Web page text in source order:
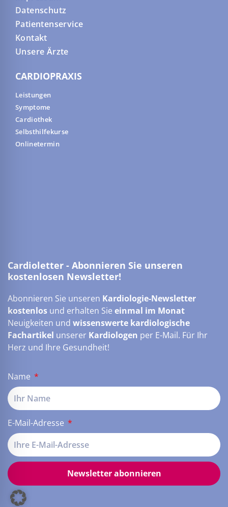
Datenschutz
Patientenservice
Kontakt
Unsere Ärzte
CARDIOPRAXIS
Leistungen
Symptome
Cardiothek
Selbsthilfekurse
Onlinetermin
Cardioletter - Abonnieren Sie unseren
kostenlosen Newsletter!
Abonnieren Sie unseren Kardiologie-Newsletter
kostenlos und erhalten Sie einmal im Monat
Neuigkeiten und wissenswerte kardiologische
Fachartikel unserer Kardiologen per E-Mail. Für Ihr
Herz und Ihre Gesundheit!
Name
E-Mail-Adresse
Newsletter abonnieren